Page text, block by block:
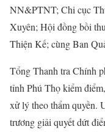
NN&PTNT; Chi cục
Xuyên; Hội đồng bồi
Thiện Kế; cùng Ban
Tổng Thanh tra Chính
tỉnh Phú Thọ kiểm
xử lý theo thẩm quyền.
trương giải quyết dứt